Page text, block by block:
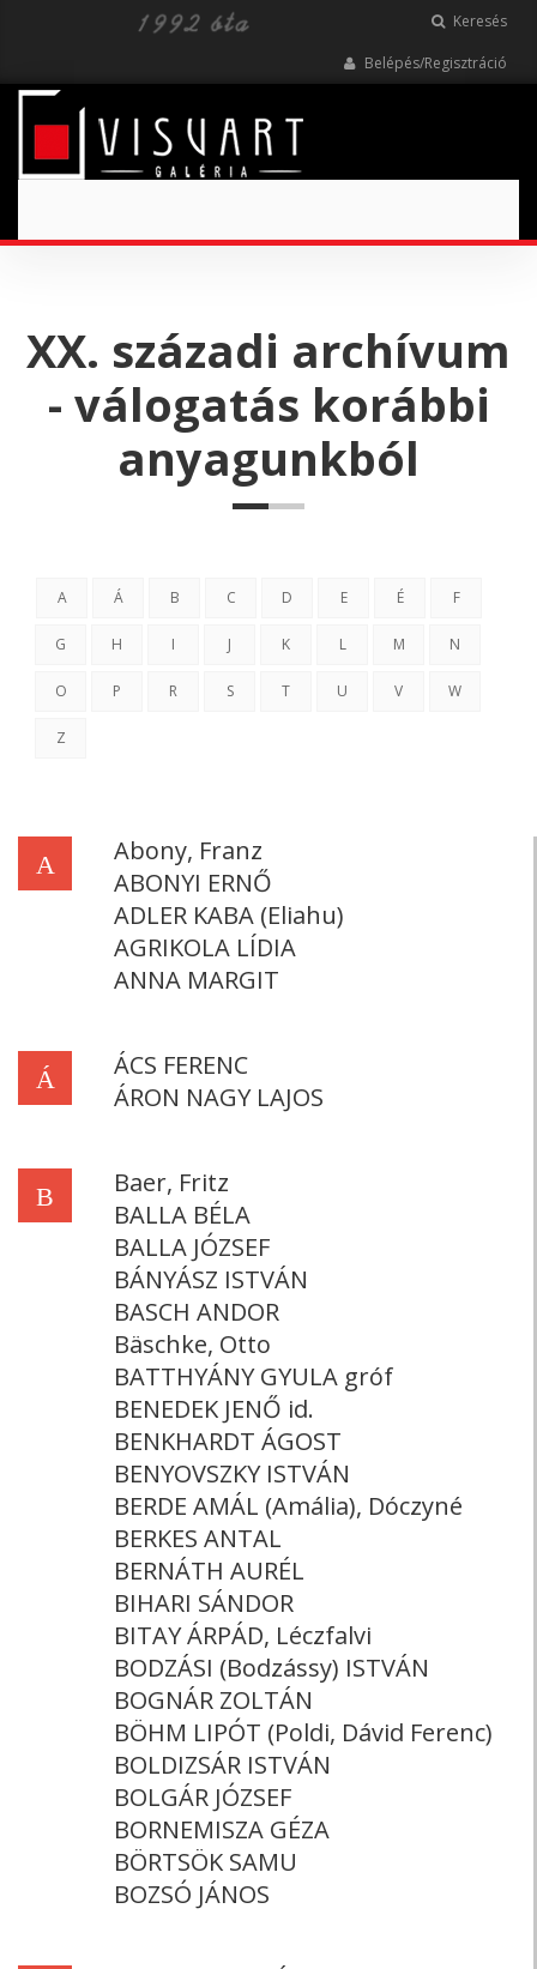
Keresés
Belépés/Regisztráció
XX. századi archívum
- válogatás korábbi
anyagunkból
A Á B C D E É F
G H I J K L M N
O P R S T U V W
Z
A
Abony, Franz
ABONYI ERNŐ
ADLER KABA (Eliahu)
AGRIKOLA LÍDIA
ANNA MARGIT
Á
ÁCS FERENC
ÁRON NAGY LAJOS
B
Baer, Fritz
BALLA BÉLA
BALLA JÓZSEF
BÁNYÁSZ ISTVÁN
BASCH ANDOR
Bäschke, Otto
BATTHYÁNY GYULA gróf
BENEDEK JENŐ id.
BENKHARDT ÁGOST
BENYOVSZKY ISTVÁN
BERDE AMÁL (Amália), Dóczyné
BERKES ANTAL
BERNÁTH AURÉL
BIHARI SÁNDOR
BITAY ÁRPÁD, Léczfalvi
BODZÁSI (Bodzássy) ISTVÁN
BOGNÁR ZOLTÁN
BÖHM LIPÓT (Poldi, Dávid Ferenc)
BOLDIZSÁR ISTVÁN
BOLGÁR JÓZSEF
BORNEMISZA GÉZA
BÖRTSÖK SAMU
BOZSÓ JÁNOS